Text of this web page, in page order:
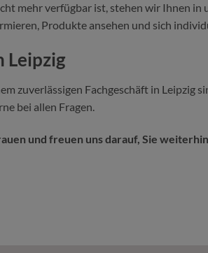
mehr verfügbar ist, stehen wir Ihnen
Produkte ansehen und sich
Leipzig
zuverlässigen Fachgeschäft in
bei allen Fragen.
und freuen uns darauf, Sie